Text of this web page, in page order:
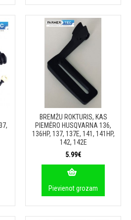
BREMŽU ROKTURIS, KAS
PIEMĒRO HUSQVARNA 136,
136HP, 137, 137E, 141, 141HP,
142, 142E
5.99€
Pievienot grozam